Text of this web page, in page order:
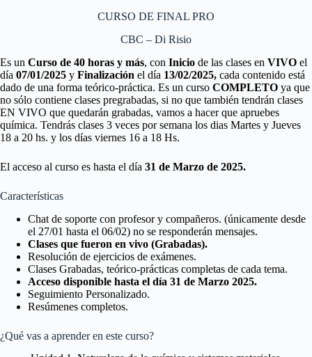
CURSO DE FINAL PRO
CBC – Di Risio
Es un Curso de 40 horas y más, con Inicio de las clases en VIVO el
día 07/01/2025 y Finalización el día 13/02/2025, cada contenido está
dado de una forma teórico-práctica. Es un curso COMPLETO ya que
no sólo contiene clases pregrabadas, si no que también tendrán clases
EN VIVO que quedarán grabadas, vamos a hacer que apruebes
química. Tendrás clases 3 veces por semana los dias Martes y Jueves
18 a 20 hs. y los días viernes 16 a 18 Hs.
El acceso al curso es hasta el día 31 de Marzo de 2025.
Características
Chat de soporte con profesor y compañeros. (únicamente desde
el 27/01 hasta el 06/02) no se responderán mensajes.
Clases que fueron en vivo (Grabadas).
Resolución de ejercicios de exámenes.
Clases Grabadas, teórico-prácticas completas de cada tema.
Acceso disponible hasta el día 31 de Marzo 2025.
Seguimiento Personalizado.
Resúmenes completos.
¿Qué vas a aprender en este curso?